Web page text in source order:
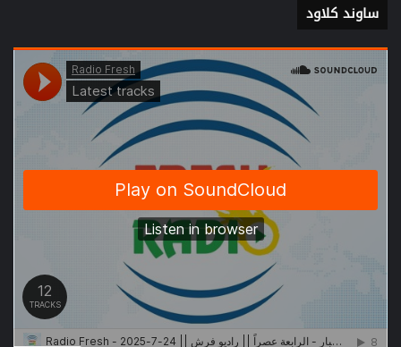
ساوند كلاود